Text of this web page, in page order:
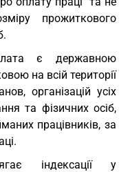
прожиткового
є державною
на всій території
організацій усіх
та фізичних осіб,
працівників, за
індексації у